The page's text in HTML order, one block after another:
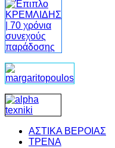
ΑΣΤΙΚΑ ΒΕΡΟΙΑΣ
ΤΡΕΝΑ